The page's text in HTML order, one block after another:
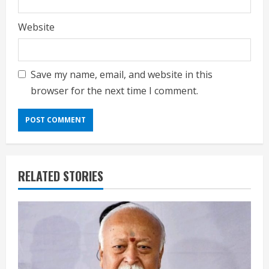
Website
Save my name, email, and website in this
browser for the next time I comment.
RELATED STORIES